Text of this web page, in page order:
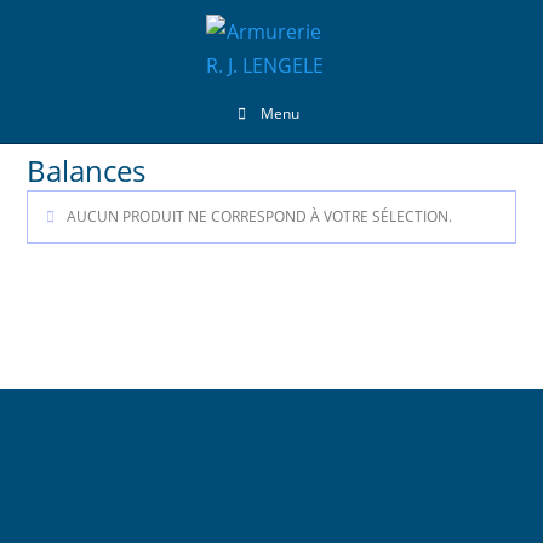
Menu
Balances
AUCUN PRODUIT NE CORRESPOND À VOTRE SÉLECTION.